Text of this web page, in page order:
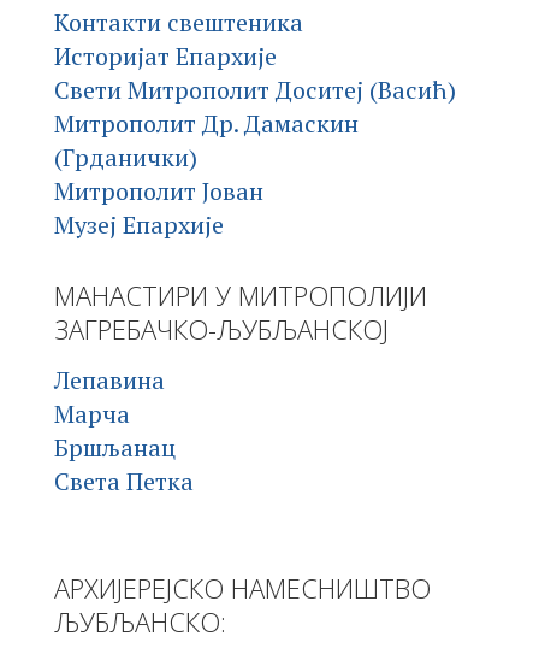
Контакти свештеника
Историјат Епархије
Свети Митрополит Доситеј (Васић)
Митрополит Др. Дамаскин
(Грданички)
Митрополит Јован
Музеј Епархије
МАНАСТИРИ У МИТРОПОЛИЈИ
ЗАГРЕБАЧКО-ЉУБЉАНСКОЈ
Лепавина
Марча
Бршљанац
Света Петка
АРХИЈЕРЕЈСКО НАМЕСНИШТВО
ЉУБЉАНСКО: